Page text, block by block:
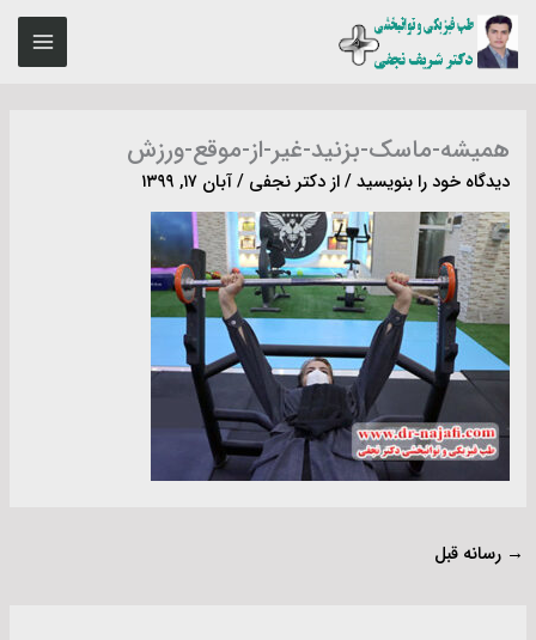
پرش
همیشه-ماسک-بزنید-غیر-از-موقع-ورزش
دیدگاه‌ خود را بنویسید/ ازدکتر نجفی/آبان ۱۷, ۱۳۹۹
→ رسانه قبل